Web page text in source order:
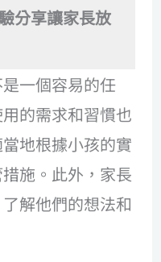
分享讓家長放
一個容易的任
的需求和習慣也
地根據小孩的實
施。此外，家長
解他們的想法和